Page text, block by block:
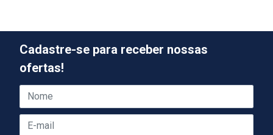
Cadastre-se para receber nossas
ofertas!